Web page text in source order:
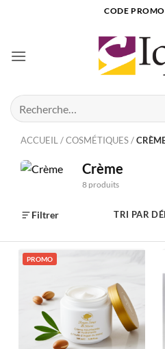
CODE
Recherche
pour :
ACCUEIL /COSMÉTIQUES/
Crème
8 produits
Filtrer TRI PAR
PROMO